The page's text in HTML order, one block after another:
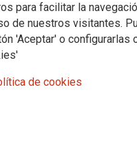
para facilitar la
de nuestros visitantes.
'Aceptar' o configurarlas
de cookies